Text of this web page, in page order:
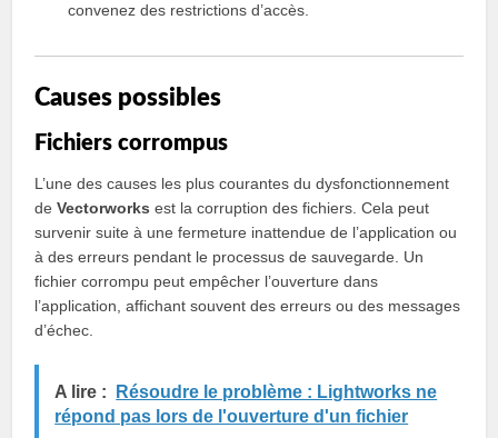
convenez des restrictions d’accès.
Causes possibles
Fichiers corrompus
L’une des causes les plus courantes du dysfonctionnement
deVectorworks est la corruption des fichiers. Cela peut
survenir suite à une fermeture inattendue de l’application ou
à des erreurs pendant le processus de sauvegarde. Un
fichier corrompu peut empêcher l’ouverture dans
l’application, affichant souvent des erreurs ou des messages
d’échec.
A lire :
Résoudre le problème : Lightworks ne
répond pas lors de l'ouverture d'un fichier